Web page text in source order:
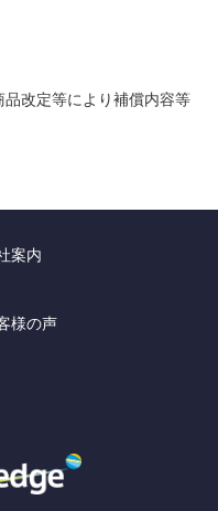
改定等により補償内容等
案内
様の声